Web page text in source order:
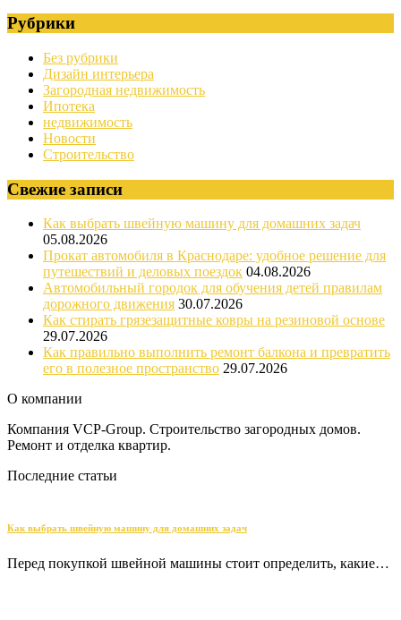
Рубрики
Без рубрики
Дизайн интерьера
Загородная недвижимость
Ипотека
недвижимость
Новости
Строительство
Свежие записи
Как выбрать швейную машину для домашних задач
05.08.2026
Прокат автомобиля в Краснодаре: удобное решение для
путешествий и деловых поездок 04.08.2026
Автомобильный городок для обучения детей правилам
дорожного движения 30.07.2026
Как стирать грязезащитные ковры на резиновой основе
29.07.2026
Как правильно выполнить ремонт балкона и превратить
его в полезное пространство 29.07.2026
О компании
Компания VCP-Group. Строительство загородных домов.
Ремонт и отделка квартир.
Последние статьи
Как выбрать швейную машину для домашних задач
Перед покупкой швейной машины стоит определить, какие…